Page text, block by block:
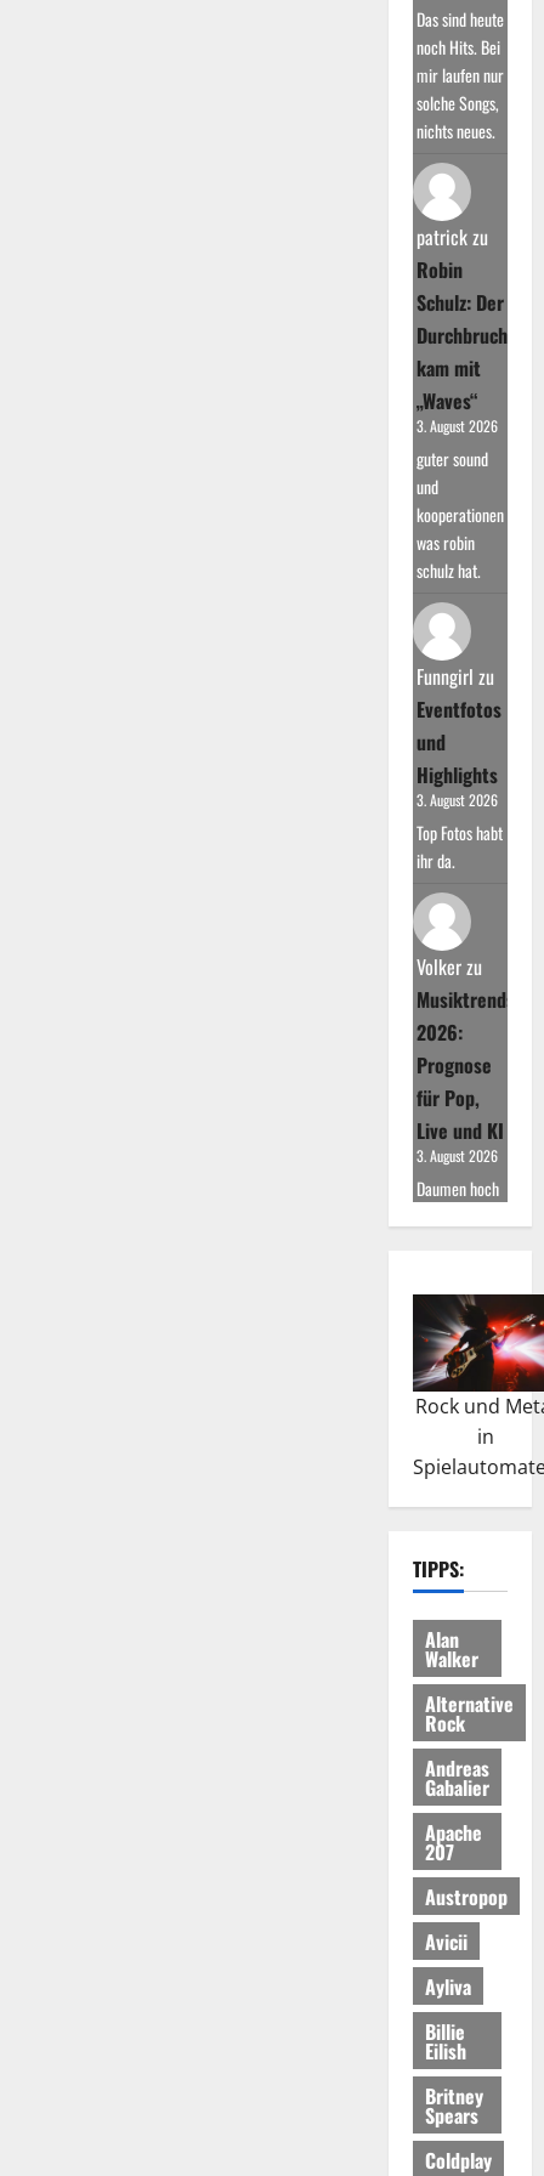
Das sind heute
noch Hits. Bei
mir laufen nur
solche Songs,
nichts neues.
patrickzu
Robin
Schulz: Der
Durchbruch
kam mit
„Waves“
3. August 2026
guter sound
und
kooperationen
was robin
schulz hat.
Funngirl zu
Eventfotos
und
Highlights
3. August 2026
Top Fotos habt
ihr da.
Volkerzu
Musiktrends
2026:
Prognose
für Pop,
Live und KI
3. August 2026
Daumen hoch
Rock und
in
TIPPS:
Alan
Walker
Alternative
Rock
Andreas
Gabalier
Apache
207
Austropop
Avicii
Ayliva
Billie
Eilish
Britney
Spears
Coldplay